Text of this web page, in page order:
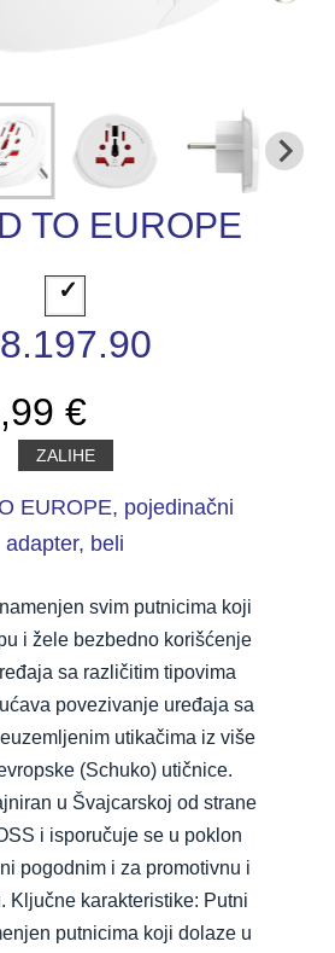
TO EUROPE
€
ZALIHE
EUROPE, pojedinačni
adapter, beli
svim putnicima koji
i žele bezbedno korišćenje
sa različitim tipovima
povezivanje uređaja sa
utikačima iz više
(Schuko) utičnice.
u Švajcarskoj od strane
i isporučuje se u poklon
pogodnim i za promotivnu i
Ključne karakteristike: Putni
putnicima koji dolaze u